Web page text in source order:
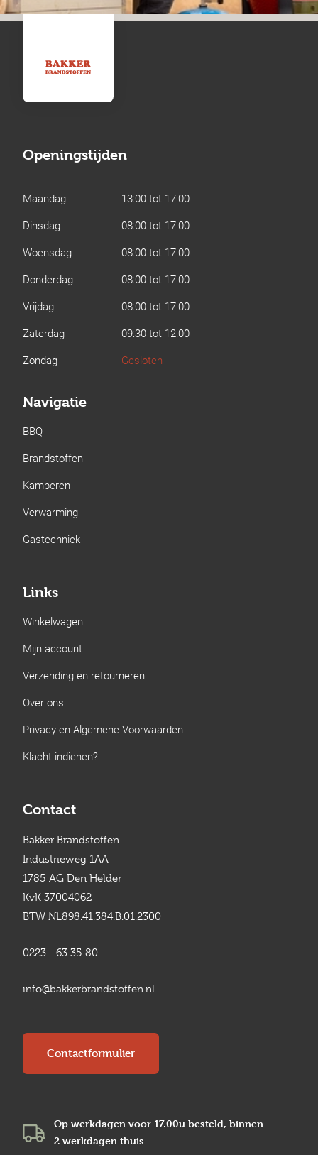
Openingstijden
Maandag
13:00 tot 17:00
Dinsdag
08:00 tot 17:00
Woensdag
08:00 tot 17:00
Donderdag
08:00 tot 17:00
Vrijdag
08:00 tot 17:00
Zaterdag
09:30 tot 12:00
Zondag
Gesloten
Navigatie
BBQ
Brandstoffen
Kamperen
Verwarming
Gastechniek
Links
Winkelwagen
Mijn account
Verzending en retourneren
Over ons
Privacy en Algemene Voorwaarden
Klacht indienen?
Contact
Bakker Brandstoffen
Industrieweg 1AA
1785 AG Den Helder
KvK 37004062
BTW NL898.41.384.B.01.2300
0223 - 63 35 80
info@bakkerbrandstoffen.nl
Contactformulier
Op werkdagen voor 17.00u besteld, binnen
2 werkdagen thuis